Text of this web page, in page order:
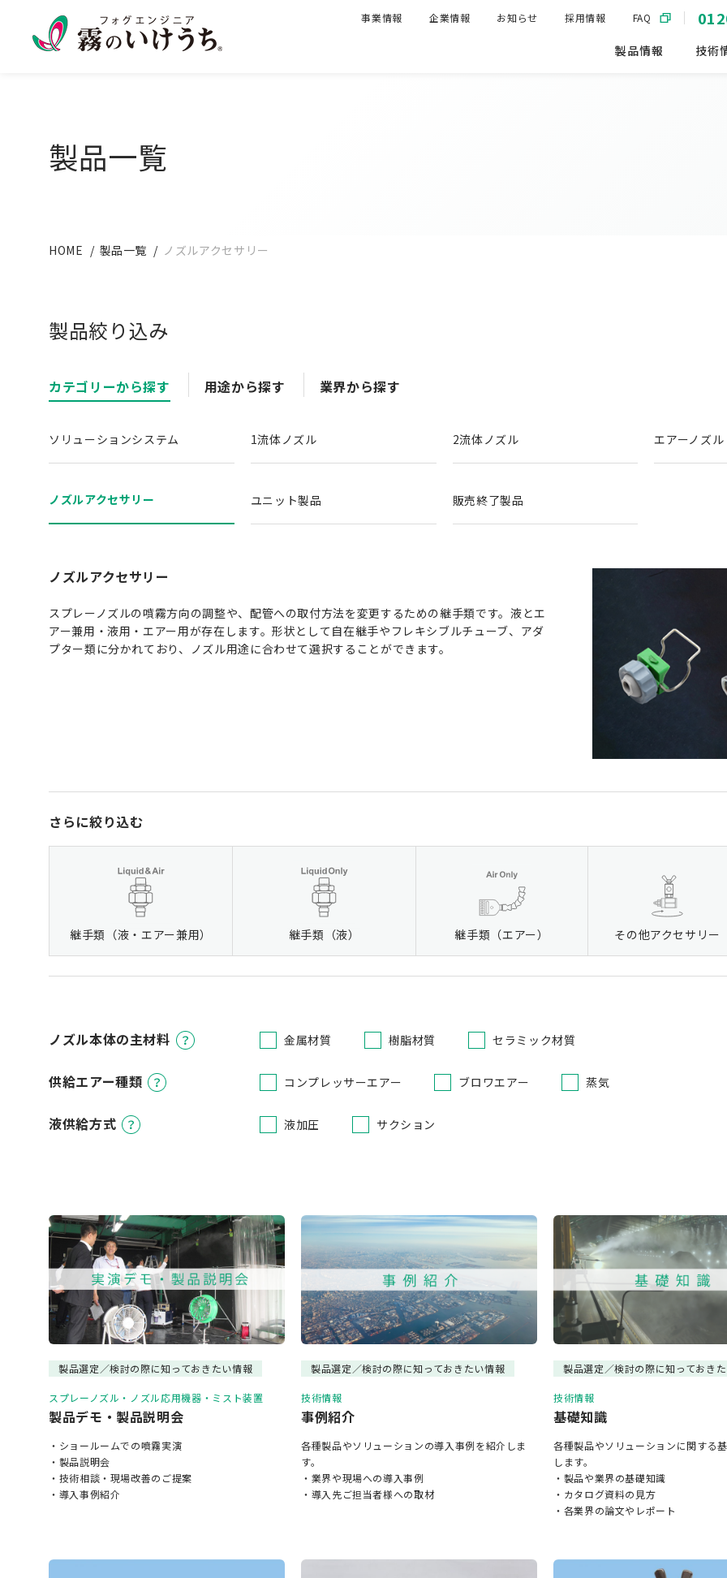
製品情報 技術
事業情報 企業情報 お知らせ 採用情報 FAQ
製品一覧
HOME 製品一覧 ノズルアクセサリー
製品絞り込み
カテゴリーから探す 用途から探す 業界から探す
ソリューションシステム 1流体ノズル 2流体ノズル エアーノズル
ノズルアクセサリー ユニット製品 販売終了製品
ノズルアクセサリー
スプレーノズルの噴霧方向の調整や、配管への取付方法を変更するための継手類です。液とエ
アー兼用・液用・エアー用が存在します。形状として自在継手やフレキシブルチューブ、アダ
プター類に分かれており、ノズル用途に合わせて選択することができます。
さらに絞り込む
継手類（液・エアー兼用） 継手類（液） 継手類（エアー） その他アクセサリー
ノズル本体の主材料 金属材質 樹脂材質 セラミック材質
供給エアー種類 コンプレッサーエアー ブロワエアー 蒸気
液供給方式 液加圧 サクション
製品選定／検討の際に知っておきたい情報
スプレーノズル・ノズル応用機器・ミスト装置
製品デモ・製品説明会
・ショールームでの噴霧実演
・製品説明会
・技術相談・現場改善のご提案
・導入事例紹介
製品選定／検討の際に知っておきたい情報
技術情報
事例紹介
各種製品やソリューションの導入事例を紹介しま
す。
・業界や現場への導入事例
・導入先ご担当者様への取材
製品選定／検討の際に知っておき
技術情報
基礎知識
各種製品やソリューションに関する
します。
・製品や業界の基礎知識
・カタログ資料の見方
・各業界の論文やレポート